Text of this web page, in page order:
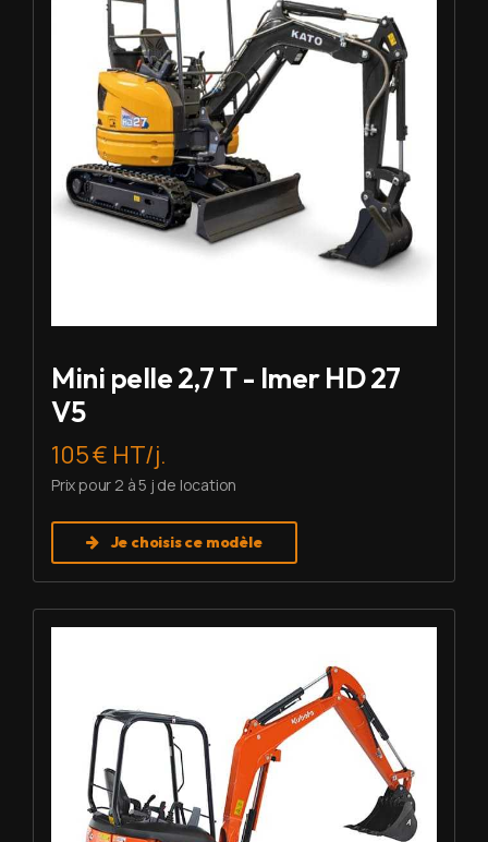
Mini pelle 2,7 T - Imer HD 27
V5
105 € HT/j.
Prix pour 2 à 5 j de location
Je choisis ce modèle
Louer Mini pelle 2,7 T - Kubota U27-4